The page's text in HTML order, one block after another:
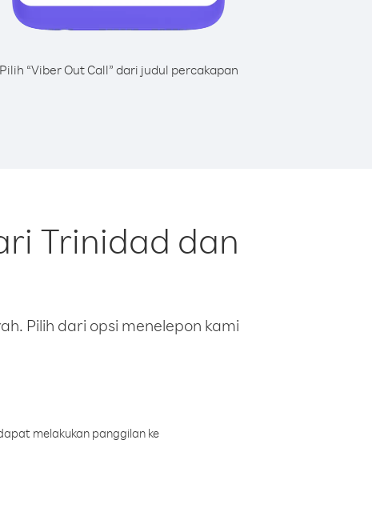
Pilih “Viber Out Call” dari judul percakapan
Trinidad dan
Pilih dari opsi menelepon kami
melakukan panggilan ke